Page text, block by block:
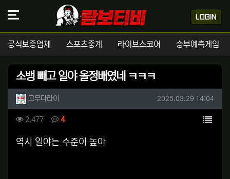
공식보증업체 스포츠중계 라이브스코어 승부예측게임
소뱅 빼고 일야 올정배였네 ㅋㅋㅋ
작성자 정보
고무다라이 작성일
2025.03.29 14:04
컨텐츠 정보
2,477조회 4댓글 목록
본문
역시 일야는 수준이 높아